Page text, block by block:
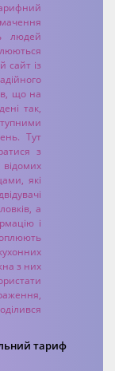
людей
сайт із
що на
так,
Тут
з
які
а
і
з них
тариф